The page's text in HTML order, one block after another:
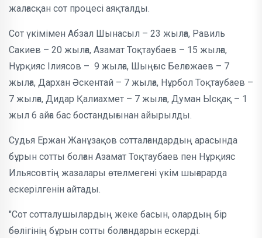
жалғасқан сот процесі аяқталды.
Сот үкімімен Абзал Шынасыл – 23 жылға, Равиль
Сакиев – 20 жылға, Азамат Тоқтаубаев – 15 жылға,
Нұрқияс Ілиясов – 9 жылға, Шыңғыс Белғожаев – 7
жылға, Дархан Әскентай – 7 жылға, Нұрбол Тоқтаубаев –
7 жылға, Дидар Қалиахмет – 7 жылға, Думан Ысқақ – 1
жыл 6 айға бас бостандығынан айырылды.
Судья Ержан Жанұзақов сотталғандардың арасында
бұрын сотты болған Азамат Тоқтаубаев пен Нұрқияс
Ильясовтің жазалары өтелмегені үкім шығарарда
ескерілгенін айтады.
"Сот сотталушылардың жеке басын, олардың бір
бөлігінің бұрын сотты болғандарын ескерді.